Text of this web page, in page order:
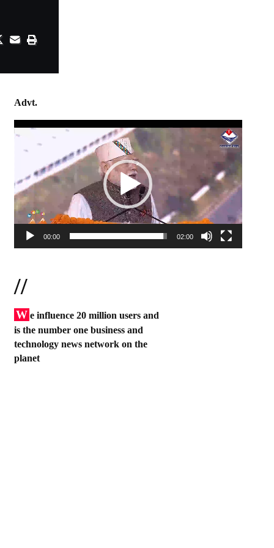
Advt.
Video
00:00 02:00
//
W e influence 20 million users and
is the number one business and
technology news network on the
planet